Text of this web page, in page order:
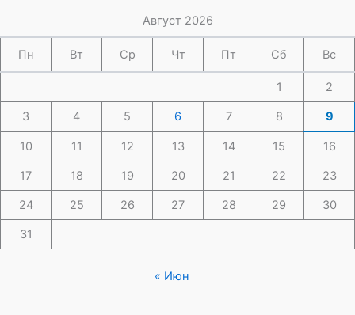
Август 2026
Пн Вт Ср Чт Пт Сб Вс
1 2
3 4 5 6 7 8 9
10 11 12 13 14 15 16
17 18 19 20 21 22 23
24 25 26 27 28 29 30
31
« Июн